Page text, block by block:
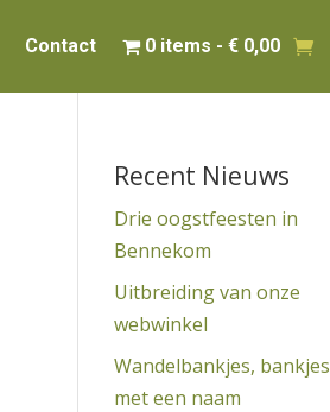
Contact 0 items € 0,00
Recent Nieuws
Drie oogstfeesten in
Bennekom
Uitbreiding van onze
webwinkel
Wandelbankjes, bankjes
met een naam